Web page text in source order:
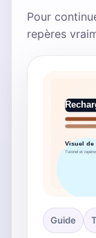
Pour
repères
Guide